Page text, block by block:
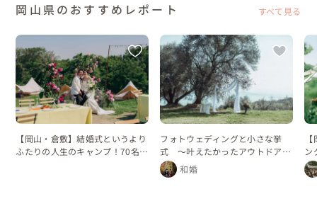
岡山県のおすすめレポート すべて見る
【岡山・倉敷】結婚式というより
ふたりの人生のキャンプ！70名で
フォトウェディングと小さな挙
式 〜叶えたかったアウトドアウ
ェディング〜
和婚
ン